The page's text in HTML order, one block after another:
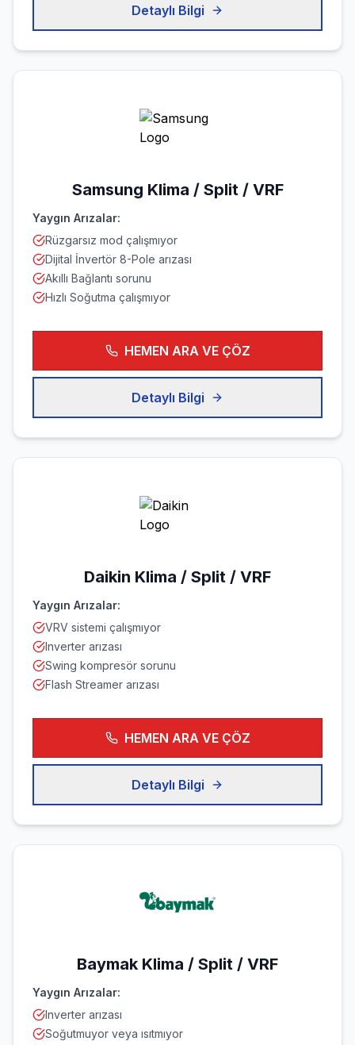
Detaylı Bilgi
Samsung Klima / Split / VRF
Yaygın Arızalar:
Rüzgarsız mod çalışmıyor
Dijital İnvertör 8-Pole arızası
Akıllı Bağlantı sorunu
Hızlı Soğutma çalışmıyor
HEMEN ARA VE ÇÖZ
Detaylı Bilgi
Daikin Klima / Split / VRF
Yaygın Arızalar:
VRV sistemi çalışmıyor
Inverter arızası
Swing kompresör sorunu
Flash Streamer arızası
HEMEN ARA VE ÇÖZ
Detaylı Bilgi
Baymak Klima / Split / VRF
Yaygın Arızalar:
Inverter arızası
Soğutmuyor veya ısıtmıyor